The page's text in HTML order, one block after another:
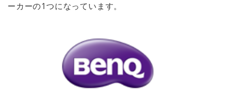
ーカーの1つになっています。